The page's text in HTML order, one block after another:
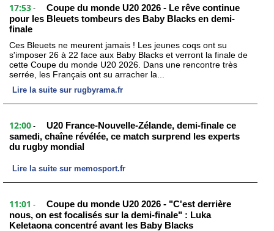
17:53 -
Coupe du monde U20 2026 - Le rêve continue
pour les Bleuets tombeurs des Baby Blacks en demi-
finale
Ces Bleuets ne meurent jamais ! Les jeunes coqs ont su
s'imposer 26 à 22 face aux Baby Blacks et verront la finale de
cette Coupe du monde U20 2026. Dans une rencontre très
serrée, les Français ont su arracher la...
Lire la suite sur rugbyrama.fr
12:00 -
U20 France-Nouvelle-Zélande, demi-finale ce
samedi, chaîne révélée, ce match surprend les experts
du rugby mondial
Lire la suite sur memosport.fr
11:01 -
Coupe du monde U20 2026 - "C'est derrière
nous, on est focalisés sur la demi-finale" : Luka
Keletaona concentré avant les Baby Blacks